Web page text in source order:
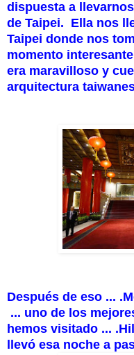
dispuesta a
de Taipei. Ella nos
Taipei donde nos
momento
era maravilloso y
arquitectura
Después de eso ... .
... uno de los
hemos visitado ...
llevó esa noche a